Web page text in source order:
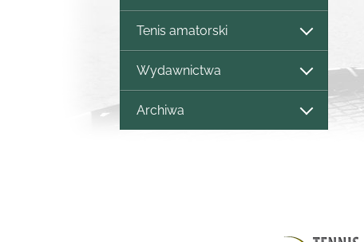
Tenis amatorski
Wydawnictwa
Archiwa